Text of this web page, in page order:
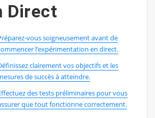
Direct
vous soigneusement avant de
l’expérimentation en direct.
clairement vos objectifs et les
de succès à atteindre.
des tests préliminaires pour vous
que tout fonctionne correctement.